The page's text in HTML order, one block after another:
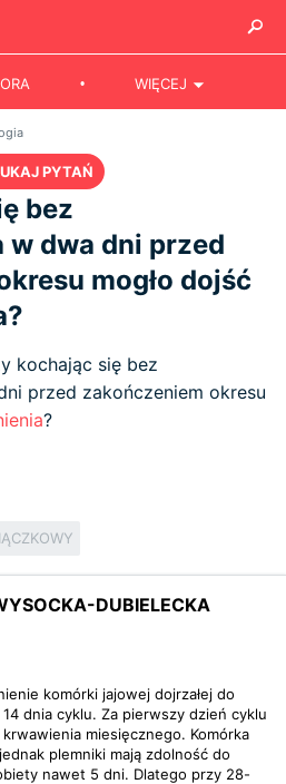
WIĘCEJ
PYTAŃ
bez
w dwa dni przed
mogło dojść
kochając się bez
przed zakończeniem okresu
?
DUBIELECKA
komórki jajowej dojrzałej do
14 dnia cyklu. Za pierwszy dzień cyklu
miesięcznego. Komórka
plemniki mają zdolność do
nawet 5 dni. Dlatego przy 28-